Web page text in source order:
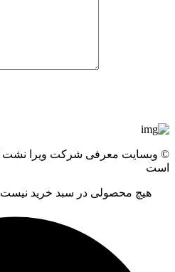
© وبسایت معرفی شرکت ویرا نشت
است
هیچ محصولی در سبد خرید